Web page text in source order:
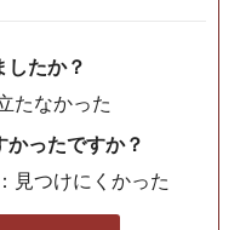
したか？
たなかった
かったですか？
見つけにくかった